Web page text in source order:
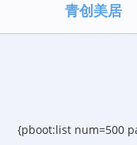
青创美居
{pboot:list num=500